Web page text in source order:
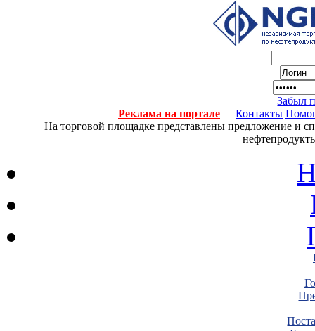
Забыл
Реклама на портале
Контакты
На торговой площадке представлены предложение и